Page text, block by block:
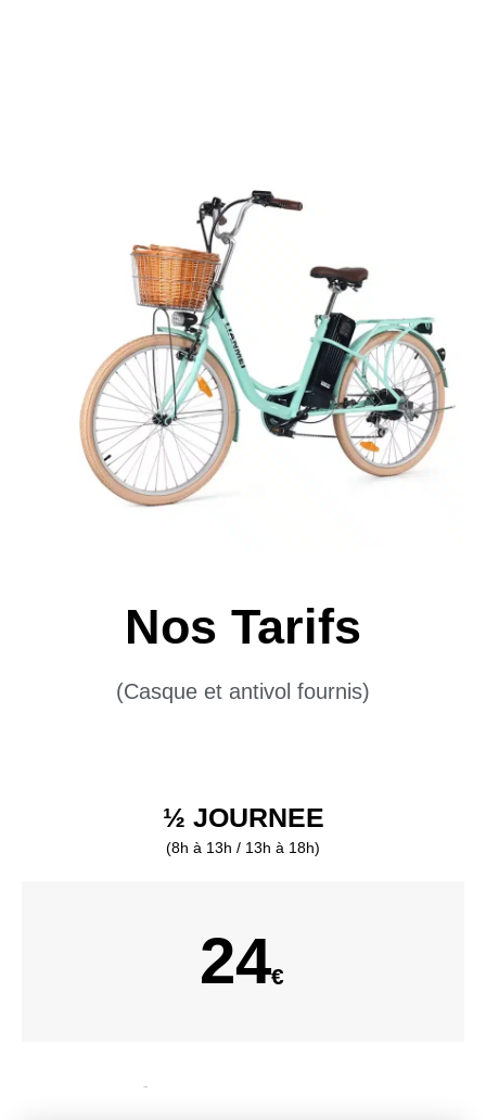
Nos Tarifs
(Casque et antivol fournis)
½ JOURNEE
(8h à 13h / 13h à 18h)​
24€
-